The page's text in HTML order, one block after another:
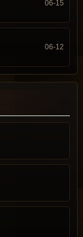
06-15
06-12